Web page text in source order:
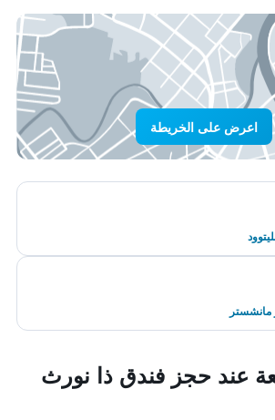
اعرض على الخريطة
مانشستر
عند حجز فندق ذا نورث